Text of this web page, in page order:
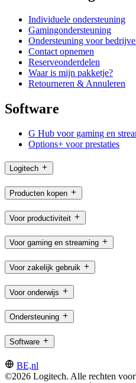
Individuele ondersteuning
Gamingondersteuning
Ondersteuning voor
Contact opnemen
Reserveonderdelen
Waar is mijn pakketje?
Retourneren & Annuleren
Software
G Hub voor gaming en
Options+ voor prestaties
Logitech
Producten kopen
Voor productiviteit
Voor gaming en streaming
Voor zakelijk gebruik
Voor onderwijs
Ondersteuning
Software
BE,nl
©2026 Logitech. Alle rechten